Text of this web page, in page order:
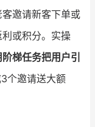
邀请新客下单或
或积分。实操
梯任务把用户引
个邀请送大额